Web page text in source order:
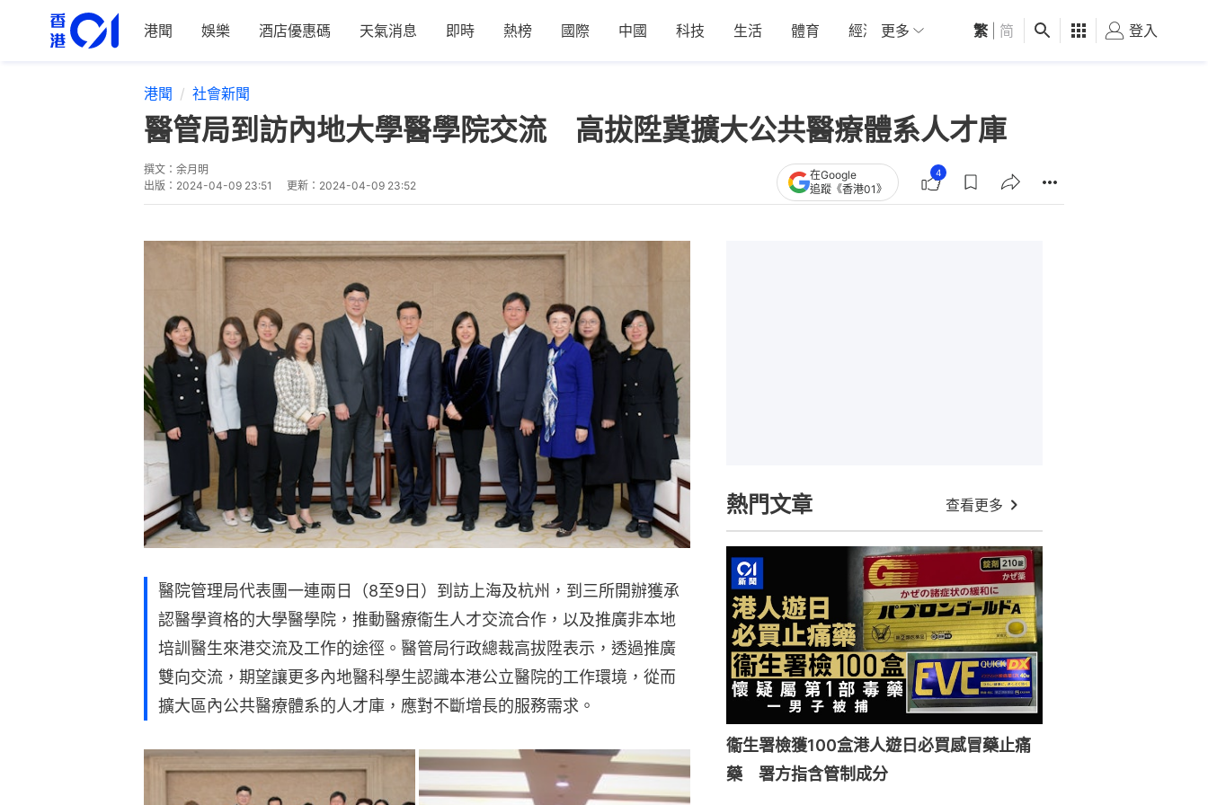
港聞 娛樂 酒店優惠碼 天氣消息 即時 熱榜 國際 中國 科技 生活 體育 經濟 01深圳 觀點 健康 好食玩飛
更多 繁 简 登入
港聞 社會新聞
醫管局到訪內地大學醫學院交流 高拔陞冀擴大公共醫療體系人才庫
撰文： 余月明
出版： 2024-04-09 23:51 更新： 2024-04-09 23:52
在Google
追蹤《香港01》
4
醫院管理局代表團一連兩日（8至9日）到訪上海及杭州，到三所開辦獲承
認醫學資格的大學醫學院，推動醫療衞生人才交流合作，以及推廣非本地
培訓醫生來港交流及工作的途徑。醫管局行政總裁高拔陞表示，透過推廣
雙向交流，期望讓更多內地醫科學生認識本港公立醫院的工作環境，從而
擴大區內公共醫療體系的人才庫，應對不斷增長的服務需求。
熱門文章 查看更多
衞生署檢獲100盒港人遊日必買感冒藥止痛
藥 署方指含管制成分